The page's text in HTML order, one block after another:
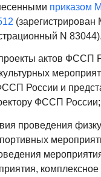
приказом
N 83044).
актов ФССП
России и
ФССП России;
проведения
комплексное